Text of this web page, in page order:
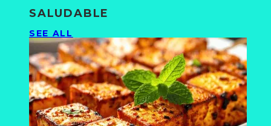
SALUDABLE
SEE ALL